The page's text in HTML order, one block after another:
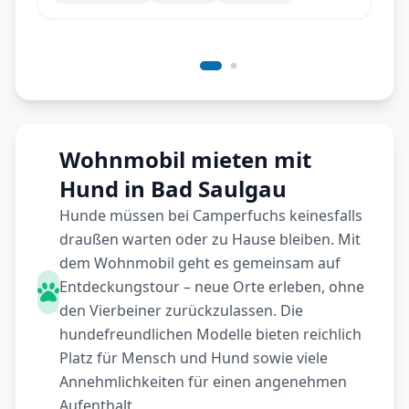
Wohnmobil mieten mit
Hund in Bad Saulgau
Hunde müssen bei Camperfuchs keinesfalls
draußen warten oder zu Hause bleiben. Mit
dem Wohnmobil geht es gemeinsam auf
Entdeckungstour – neue Orte erleben, ohne
den Vierbeiner zurückzulassen. Die
hundefreundlichen Modelle bieten reichlich
Platz für Mensch und Hund sowie viele
Annehmlichkeiten für einen angenehmen